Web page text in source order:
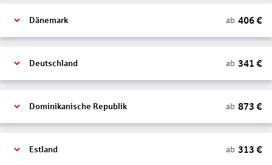
Dänemark ab 406€
Deutschland ab 341 €
Dominikanische Republik ab 873 €
Estland ab 313 €